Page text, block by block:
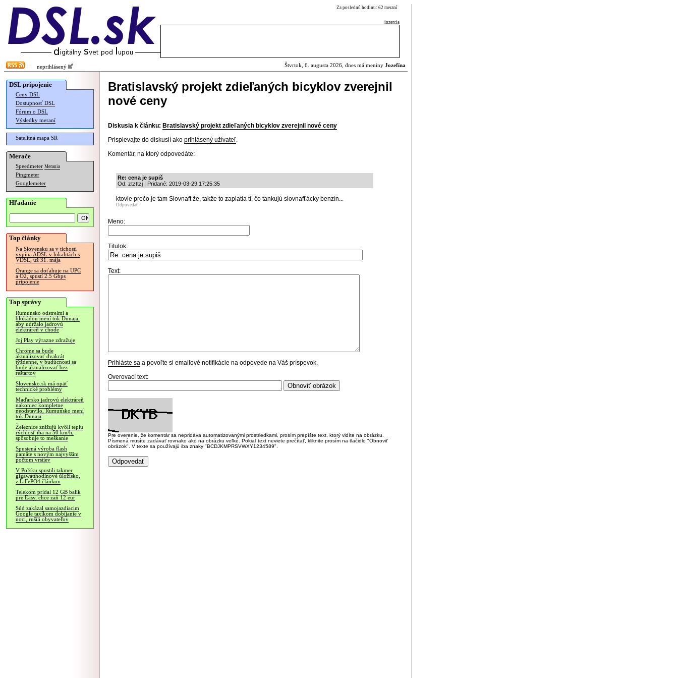
Za poslednú hodinu: 62 meraní
inzercia
neprihlásený Štvrtok, 6. augusta 2026, dnes má meniny Jozefína
DSL pripojenie
Ceny DSL
Dostupnosť DSL
Fórum o DSL
Výsledky meraní
Satelitná mapa SR
Merače
Speedmeter Merania
Pingmeter
Googlemeter
Hľadanie
Top články
Na Slovensku sa v tichosti
vypína ADSL v lokalitách s
VDSL, už 31. mája
Orange sa doťahuje na UPC
a O2, spustí 2.5 Gbps
pripojenie
Top správy
Rumunsko odstrelmi a
blokádou mení tok Dunaja,
aby udržalo jadrovú
elektráreň v chode
Joj Play výrazne zdražuje
Chrome sa bude
aktualizovať dvakrát
týždenne, v budúcnosti sa
bude aktualizovať bez
reštartov
Slovensko.sk má opäť
technické problémy
Maďarsko jadrovú elektráreň
nakoniec kompletne
neodstavilo, Rumunsko mení
tok Dunaja
Železnice znižujú kvôli teplu
rýchlosť iba na 50 km/h,
spôsobuje to meškanie
Spustená výroba flash
pamäte s novým najvyšším
počtom vrstiev
V Poľsku spustili takmer
gigawatthodinové úložisko,
z LiFePO4 článkov
Telekom pridal 12 GB balík
pre Easy, chce zaň 12 eur
Súd zakázal samojazdiacim
Google taxíkom dobíjanie v
noci, rušili obyvateľov
Bratislavský projekt zdieľaných bicyklov zverejnil
nové ceny
Diskusia k článku: Bratislavský projekt zdieľaných bicyklov zverejnil nové ceny
Prispievajte do diskusií ako prihlásený užívateľ.
Komentár, na ktorý odpovedáte:
Re: cena je supiš
Od: ztzttzj | Pridané: 2019-03-29 17:25:35
ktovie prečo je tam Slovnaft že, takže to zaplatia tí, čo tankujú slovnafťácky benzín...
Odpovedať
Meno:
Titulok:
Text:
Prihláste sa a povoľte si emailové notifikácie na odpovede na Váš príspevok.
Overovací text:
Pre overenie, že komentár sa nepridáva automatizovanými prostriedkami, prosím prepíšte text, ktorý vidíte na obrázku.
Písmená musíte zadávať rovnako ako na obrázku veľké. Pokiaľ text neviete prečítať, kliknite prosím na tlačidlo "Obnoviť
obrázok". V texte sa používajú iba znaky "BCDJKMPRSVWXY1234589".